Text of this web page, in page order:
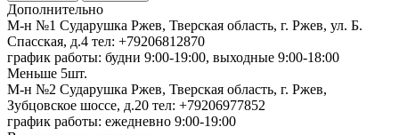
Дополнительно
М-н №1 Сударушка Ржев, Тверская область, г. Ржев, ул. Б.
Спасская, д.4 тел: +79206812870
график работы: будни 9:00-19:00, выходные 9:00-18:00
Меньше 5шт.
М-н №2 Cударушка Ржев, Тверская область, г. Ржев,
Зубцовское шоссе, д.20 тел: +79206977852
график работы: ежедневно 9:00-19:00